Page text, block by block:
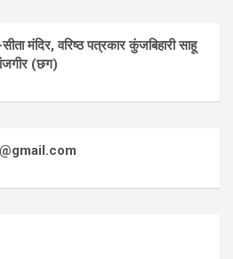
मंदिर, वरिष्ठ पत्रकार कुंजबिहारी साहू
(छग)